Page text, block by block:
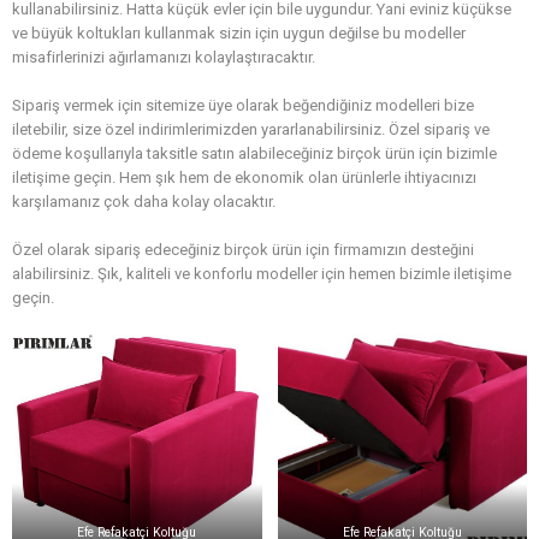
kullanabilirsiniz. Hatta küçük evler için bile uygundur. Yani eviniz küçükse
ve büyük koltukları kullanmak sizin için uygun değilse bu modeller
misafirlerinizi ağırlamanızı kolaylaştıracaktır.
Sipariş vermek için sitemize üye olarak beğendiğiniz modelleri bize
iletebilir, size özel indirimlerimizden yararlanabilirsiniz. Özel sipariş ve
ödeme koşullarıyla taksitle satın alabileceğiniz birçok ürün için bizimle
iletişime geçin. Hem şık hem de ekonomik olan ürünlerle ihtiyacınızı
karşılamanız çok daha kolay olacaktır.
Özel olarak sipariş edeceğiniz birçok ürün için firmamızın desteğini
alabilirsiniz. Şık, kaliteli ve konforlu modeller için hemen bizimle iletişime
geçin.
Efe Refakatçi Koltuğu Efe Refakatçi Koltuğu